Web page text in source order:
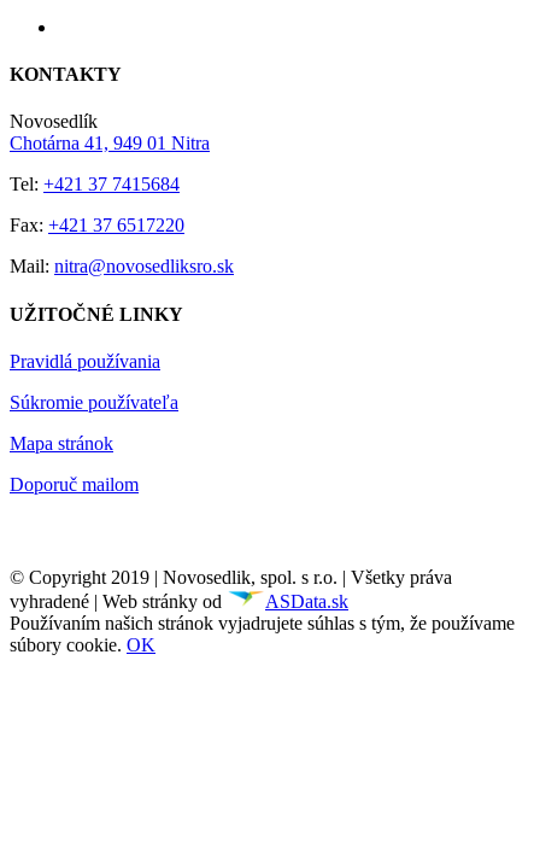
KONTAKTY
Novosedlík
Chotárna 41, 949 01 Nitra
Tel: +421 37 7415684
Fax: +421 37 6517220
Mail: nitra@novosedliksro.sk
UŽITOČNÉ LINKY
Pravidlá používania
Súkromie používateľa
Mapa stránok
Doporuč mailom
© Copyright 2019 | Novosedlik, spol. s r.o. | Všetky práva
vyhradené | Web stránky od
ASData.sk
Používaním našich stránok vyjadrujete súhlas s tým, že používame
súbory cookie. OK